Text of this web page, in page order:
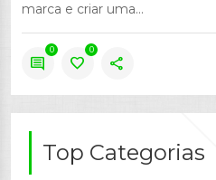
marca e criar uma...
comment
0
favorite
0
share
Top Categorias